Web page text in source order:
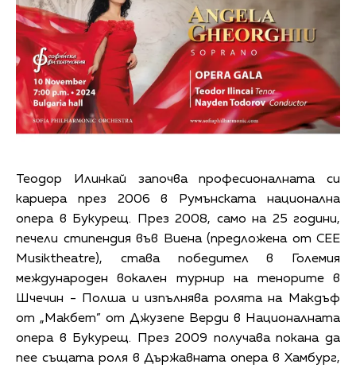
Теодор Илинкай започва професионалната си
кариера през 2006 в Румънската национална
опера в Букурещ. През 2008, само на 25 години,
печели стипендия във Виена (предложена от CEE
Musiktheatre), става победител в Големия
международен вокален турнир на тенорите в
Шчечин - Полша и изпълнява ролята на Макдъф
от „Макбет” от Джузепе Верди в Националната
опера в Букурещ. През 2009 получава покана да
пее същата роля в Държавната опера в Хамбург,